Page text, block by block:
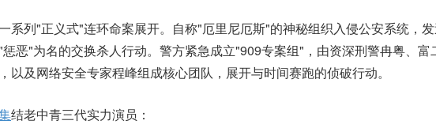
系列"正义式"连环命案展开。自称"厄里尼厄斯"的神秘组织入侵公安系统，
惩恶"为名的交换杀人行动。警方紧急成立"909专案组"，由资深刑警冉粤、富
以及网络安全专家程峰组成核心团队，展开与时间赛跑的侦破行动。
结老中青三代实力演员：